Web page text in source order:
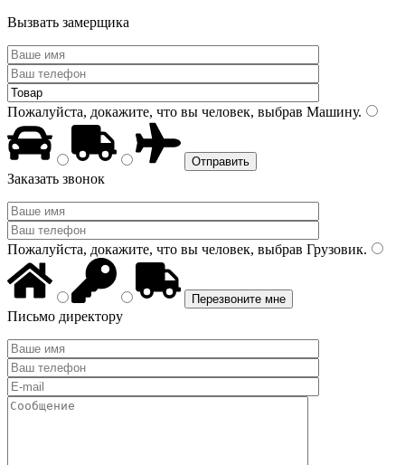
Вызвать замерщика
Пожалуйста, докажите, что вы человек, выбрав Машину.
Заказать звонок
Пожалуйста, докажите, что вы человек, выбрав Грузовик.
Письмо директору